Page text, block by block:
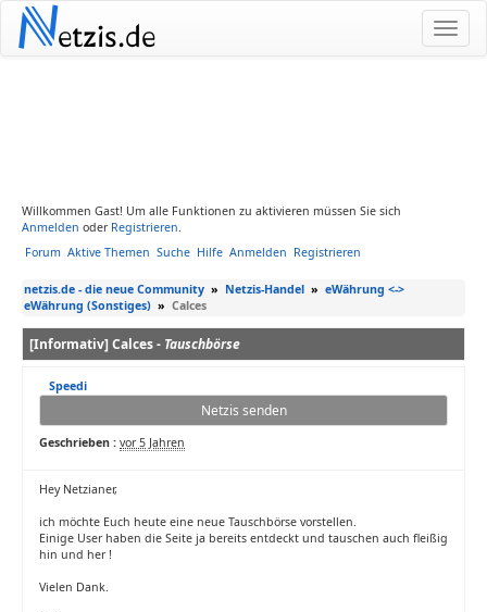
Netzis.de
Willkommen Gast! Um alle Funktionen zu aktivieren müssen Sie sich
Anmelden oder Registrieren.
Forum Aktive Themen Suche Hilfe Anmelden Registrieren
netzis.de - die neue Community » Netzis-Handel » eWährung <->
eWährung (Sonstiges) » Calces
[Informativ] Calces - Tauschbörse
Speedi
Netzis senden
Geschrieben : vor 5 Jahren
Hey Netzianer,
ich möchte Euch heute eine neue Tauschbörse vorstellen.
Einige User haben die Seite ja bereits entdeckt und tauschen auch fleißig
hin und her !
Vielen Dank.